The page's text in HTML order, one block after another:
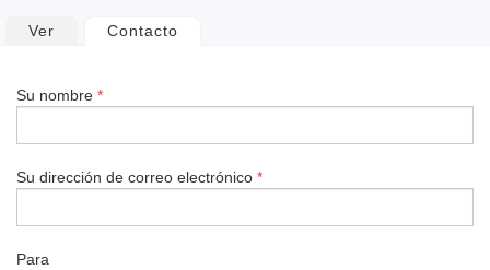
Solapas
Ver Contacto
Su nombre *
Su dirección de correo electrónico *
Para